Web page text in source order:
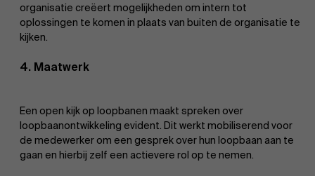
organisatie creëert mogelijkheden om intern tot
oplossingen te komen in plaats van buiten de organisatie te
kijken.
4. Maatwerk
Een open kijk op loopbanen maakt spreken over
loopbaanontwikkeling evident. Dit werkt mobiliserend voor
de medewerker om een gesprek over hun loopbaan aan te
gaan en hierbij zelf een actievere rol op te nemen.